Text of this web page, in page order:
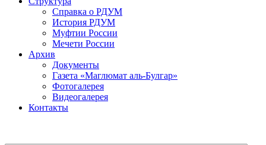
Справка о РДУМ
История РДУМ
Муфтии России
Мечети России
Архив
Документы
Газета «Маглюмат аль-Булгар»
Фотогалерея
Видеогалерея
Контакты